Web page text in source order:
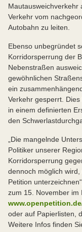
Mautausweichverkehr
Verkehr vom
Autobahn zu leiten.
Ebenso unbegründet
Korridorsperrung der
Nebenstraßen
gewöhnlichen
ein
Verkehr gesperrt.
in einem definierten
den
„Die mangelnde
Politiker unserer
Korridorsperrung
dennoch möglich
Petition
zum 15. November im
oder auf Papierlisten,
Weitere Infos finden